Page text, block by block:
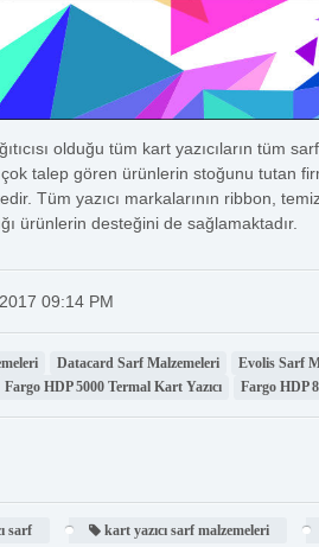
olduğu tüm kart yazıcıların tüm
talep gören ürünlerin stoğunu tutan
Tüm yazıcı markalarının ribbon,
ürünlerin desteğini de sağlamaktadır.
09:14 PM
Datacard Sarf Malzemeleri
Evolis Sarf
Fargo HDP 5000 Termal Kart Yazıcı Fargo HDP
sarf kart yazıcı sarf malzemeleri